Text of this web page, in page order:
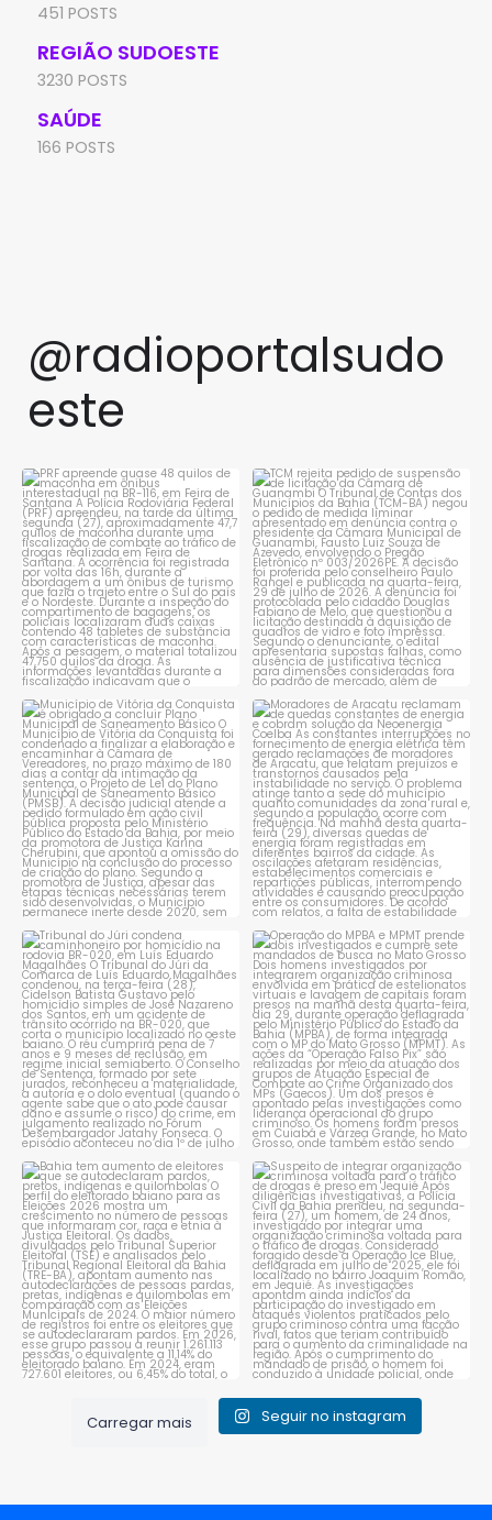
451 POSTS
REGIÃO SUDOESTE
3230 POSTS
SAÚDE
166 POSTS
@radioportalsudo
este
PRF apreende quase 48 quilos
de maconha em ônibus...
1 0
TCM rejeita pedido de
suspensão de licitação da...
1 0
Município de Vitória da
Conquista é obrigado a...
1 0
Moradores de Aracatu
reclamam de quedas
constantes ...
1 0
Tribunal do Júri condena
caminhoneiro por...
1 0
Operação do MPBA e MPMT
prende dois investigados e...
1 0
Bahia tem aumento de eleitores
que se autodeclaram...
1 0
Suspeito de integrar
organização criminosa
voltada...
1 0
Carregar mais Seguir no instagram